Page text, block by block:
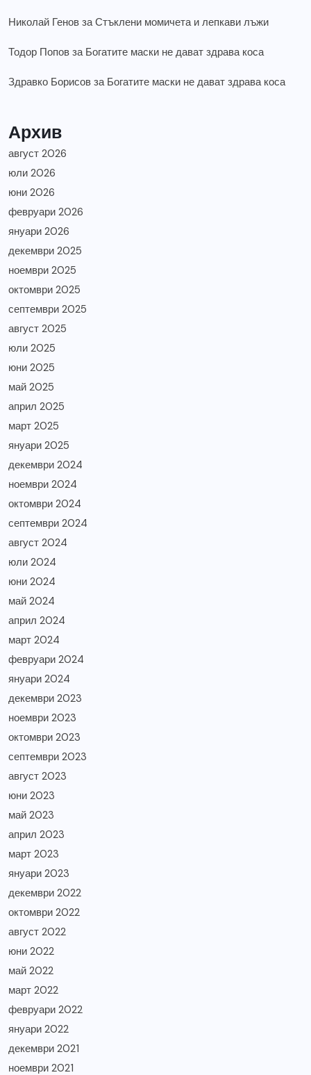
Николай Генов заСтъклени момичета и лепкави лъжи
Тодор Попов за Богатите маски не дават здрава коса
Здравко Борисов за Богатите маски не дават здрава коса
Архив
август 2026
юли 2026
юни 2026
февруари 2026
януари 2026
декември 2025
ноември 2025
октомври 2025
септември 2025
август 2025
юли 2025
юни 2025
май 2025
април 2025
март 2025
януари 2025
декември 2024
ноември 2024
октомври 2024
септември 2024
август 2024
юли 2024
юни 2024
май 2024
април 2024
март 2024
февруари 2024
януари 2024
декември 2023
ноември 2023
октомври 2023
септември 2023
август 2023
юни 2023
май 2023
април 2023
март 2023
януари 2023
декември 2022
октомври 2022
август 2022
юни 2022
май 2022
март 2022
февруари 2022
януари 2022
декември 2021
ноември 2021